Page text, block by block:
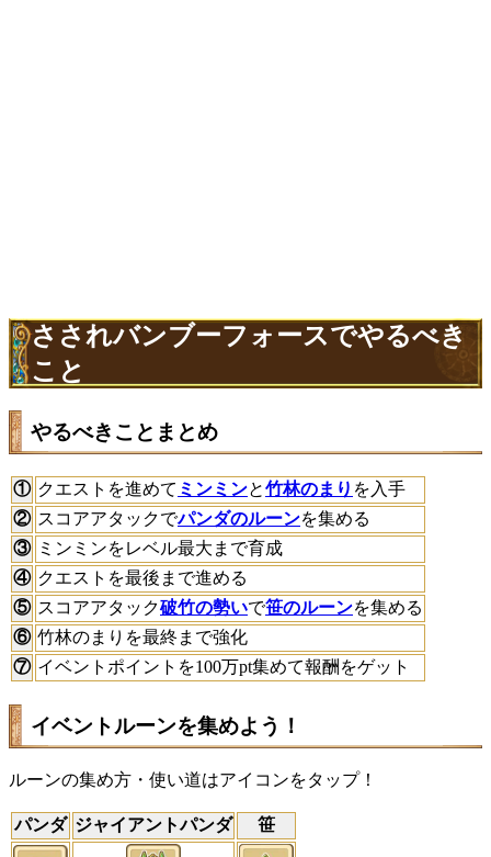
さされバンブーフォースでやるべき
こと
やるべきことまとめ
① クエストを進めて ミンミンと竹林のまり を入手
② スコアアタックでパンダのルーンを集める
③ ミンミンをレベル最大まで育成
④ クエストを最後まで進める
⑤ スコアアタック破竹の勢いで笹のルーンを集める
⑥ 竹林のまりを最終まで強化
⑦ イベントポイントを100万pt集めて報酬をゲット
イベントルーンを集めよう！
ルーンの集め方・使い道はアイコンをタップ！
パンダ ジャイアントパンダ 笹